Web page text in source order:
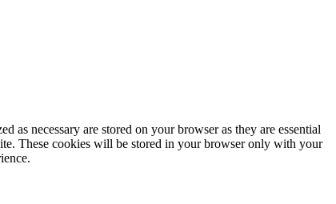
as necessary are stored on your browser as they are essential
These cookies will be stored in your browser only with your